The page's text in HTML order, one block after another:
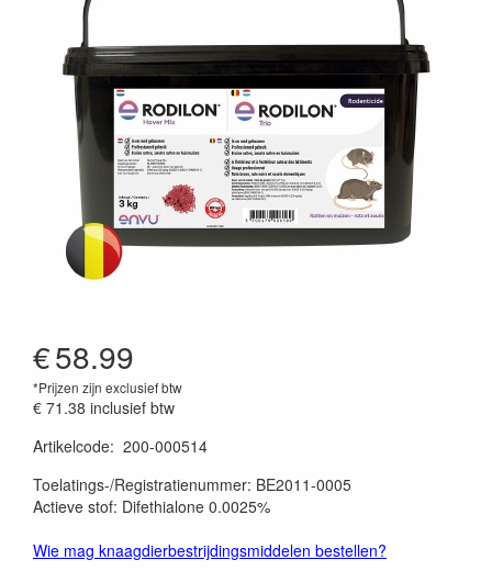
€58.99
*Prijzen zijn exclusief btw
€ 71.38 inclusief btw
Artikelcode: 200-000514
Toelatings-/Registratienummer: BE2011-0005
Actieve stof: Difethialone 0.0025%
Wie mag knaagdierbestrijdingsmiddelen bestellen?